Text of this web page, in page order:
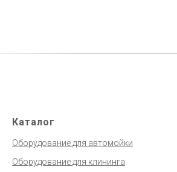
Каталог
Оборудование для автомойки
Оборудование для клининга